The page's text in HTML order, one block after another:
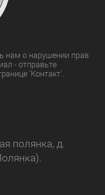
нам о нарушении прав
- отправьте
'Контакт'.
полянка, д.